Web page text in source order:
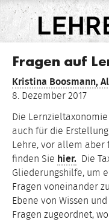
Fragen auf
Kristina Boosmann,
8. Dezember 2017
Die
auch für die
Lehre, vor allem aber
finden Sie hier. Die
Gliederungshilfe, um
Fragen voneinander
Ebene von Wissen
Fragen zugeordnet,